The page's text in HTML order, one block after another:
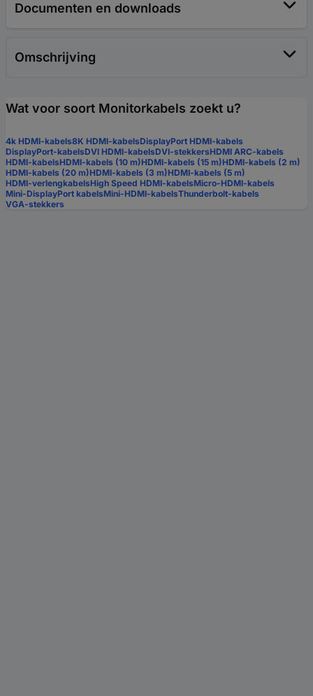
Documenten en downloads
Omschrijving
Wat voor soort Monitorkabels zoekt u?
4k HDMI-kabels8K HDMI-kabelsDisplayPort HDMI-kabels
DisplayPort-kabelsDVI HDMI-kabelsDVI-stekkersHDMI ARC-kabels
HDMI-kabelsHDMI-kabels (10 m)HDMI-kabels (15 m)HDMI-kabels (2 m)
HDMI-kabels (20 m)HDMI-kabels (3 m)HDMI-kabels (5 m)
HDMI-verlengkabelsHigh Speed HDMI-kabelsMicro-HDMI-kabels
Mini-DisplayPort kabelsMini-HDMI-kabelsThunderbolt-kabels
VGA-stekkers